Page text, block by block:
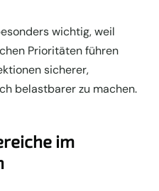
wichtig, weil
Prioritäten führen
sicherer,
belastbarer zu machen.
im